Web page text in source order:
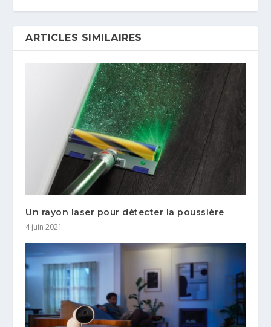
ARTICLES SIMILAIRES
Un rayon laser pour détecter la poussière
4 juin 2021